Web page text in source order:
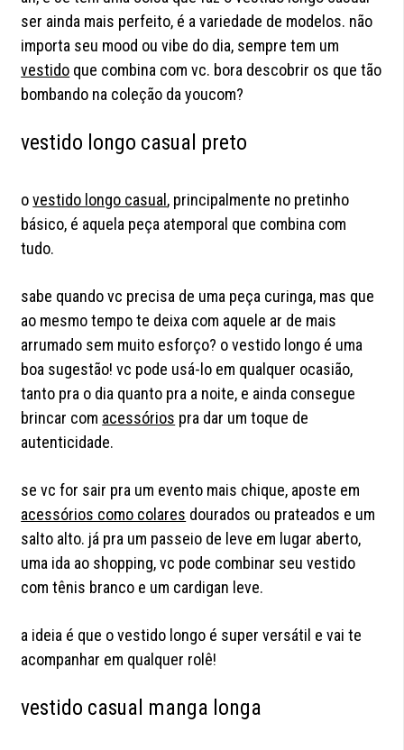
ser ainda mais perfeito, é a variedade de modelos. não
importa seu mood ou vibe do dia, sempre tem um
vestido que combina com vc. bora descobrir os que tão
bombando na coleção da youcom?
vestido longo casual preto
ovestido longo casual , principalmente no pretinho
básico, é aquela peça atemporal que combina com
tudo.
sabe quando vc precisa de uma peça curinga, mas que
ao mesmo tempo te deixa com aquele ar de mais
arrumado sem muito esforço? o vestido longo é uma
boa sugestão! vc pode usá-lo em qualquer ocasião,
tanto pra o dia quanto pra a noite, e ainda consegue
brincar com acessórios pra dar um toque de
autenticidade.
se vc for sair pra um evento mais chique, aposte em
acessórios como colares dourados ou prateados e um
salto alto. já pra um passeio de leve em lugar aberto,
uma ida ao shopping, vc pode combinar seu vestido
com tênis branco e um cardigan leve.
a ideia é que o vestido longo é super versátil e vai te
acompanhar em qualquer rolê!
vestido casual manga longa